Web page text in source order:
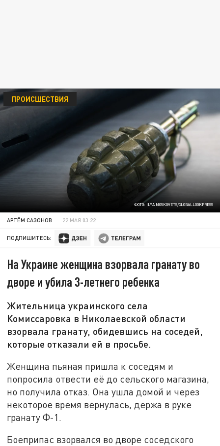
ФОТО: ILYA MOSKOVETS/GLOBALLOOKPRESS
ПРОИСШЕСТВИЯ
АРТЁМ САЗОНОВ 22 МАЯ 03:22
ПОДПИШИТЕСЬ:
На Украине женщина взорвала гранату во
дворе и убила 3-летнего ребенка
Жительница украинского села
Комиссаровка в Николаевской области
взорвала гранату, обидевшись на соседей,
которые отказали ей в просьбе.
Женщина пьяная пришла к соседям и
попросила отвести её до сельского магазина,
но получила отказ. Она ушла домой и через
некоторое время вернулась, держа в руке
гранату Ф-1.
Боеприпас взорвался во дворе соседского